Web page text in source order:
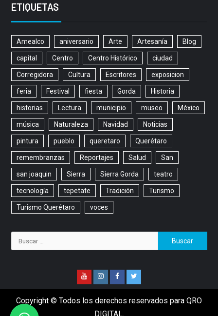
ETIQUETAS
Amealco aniversario Arte Artesanía Blog
capital Centro Centro Histórico ciudad
Corregidora Cultura Escritores exposicion
feria Festival fiesta Gorda Historia
historias Lectura municipio museo México
música Naturaleza Navidad Noticias
pintura pueblo queretaro Querétaro
remembranzas Reportajes Salud San
san joaquin Sierra Sierra Gorda teatro
tecnología tepetate Tradición Turismo
Turismo Querétaro voces
Copyright © Todos los derechos reservados para QRO
DIGITAL.